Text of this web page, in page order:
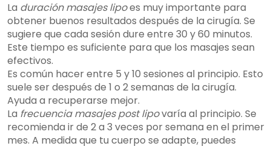
La duración masajes lipoes muy importante para
obtener buenos resultados después de la cirugía. Se
sugiere que cada sesión dure entre 30 y 60 minutos.
Este tiempo es suficiente para que los masajes sean
efectivos.
Es común hacer entre 5 y 10 sesiones al principio. Esto
suele ser después de 1 o 2 semanas de la cirugía.
Ayuda a recuperarse mejor.
La frecuencia masajes post lipovaría al principio. Se
recomienda ir de 2 a 3 veces por semana en el primer
mes. A medida que tu cuerpo se adapte, puedes